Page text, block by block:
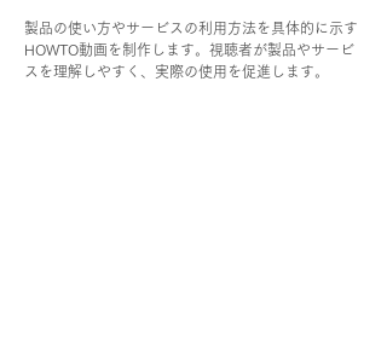
製品の使い方やサービスの利用方法を具体的に示す
HOWTO動画を制作します。視聴者が製品やサービ
スを理解しやすく、実際の使用を促進します。